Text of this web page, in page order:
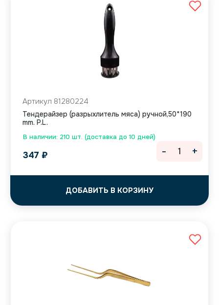
В наличии: 210 шт. (доставка до 10 дней)
Артикул 81280224
Тендерайзер (разрыхлитель мяса) ручной,50*190
mm. P.L.
347 ₽
ДОБАВИТЬ В КОРЗИНУ
- +